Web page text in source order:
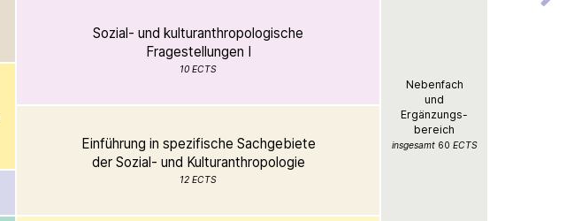
Nebenfach
und
Ergänzungs-
bereich
insgesamt 60 ECTS
Sozial- und kulturanthropologische
Fragestellungen I
10 ECTS
Einführung in spezifische Sachgebiete
der Sozial- und Kulturanthropologie
12 ECTS